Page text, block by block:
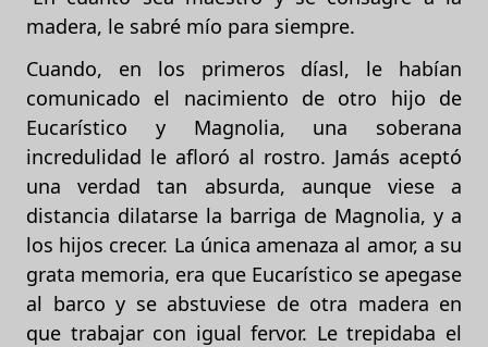
madera, le sabré mío para siempre.
Cuando, en los primeros díasl, le habían
comunicado el nacimiento de otro hijo de
Eucarístico y Magnolia, una soberana
incredulidad le afloró al rostro. Jamás aceptó
una verdad tan absurda, aunque viese a
distancia dilatarse la barriga de Magnolia, y a
los hijos crecer. La única amenaza al amor, a su
grata memoria, era que Eucarístico se apegase
al barco y se abstuviese de otra madera en
que trabajar con igual fervor. Le trepidaba el